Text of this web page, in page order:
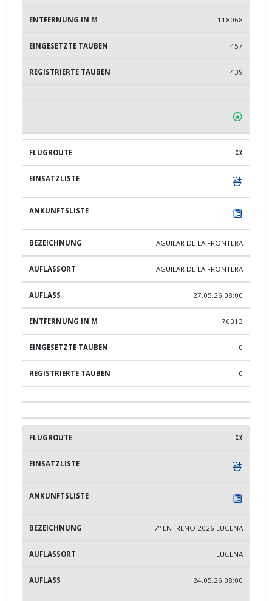
118068
457
439
AGUILAR DE LA FRONTERA
AGUILAR DE LA FRONTERA
27.05.26 08:00
76313
0
0
7º ENTRENO 2026 LUCENA
LUCENA
24.05.26 08:00